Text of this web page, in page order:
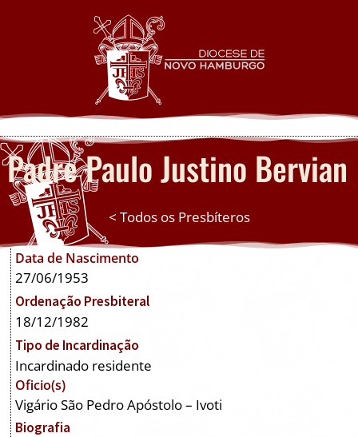
Padre Paulo Justino Bervian
< Todos os Presbíteros
Data de Nascimento
27/06/1953
Ordenação Presbiteral
18/12/1982
Tipo de Incardinação
Incardinado residente
Oficio(s)
Vigário São Pedro Apóstolo – Ivoti
Biografia